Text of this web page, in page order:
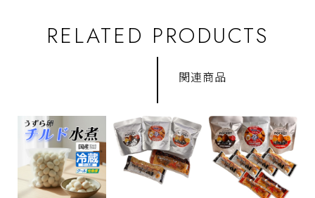
RELATED PRODUCTS
関連商品